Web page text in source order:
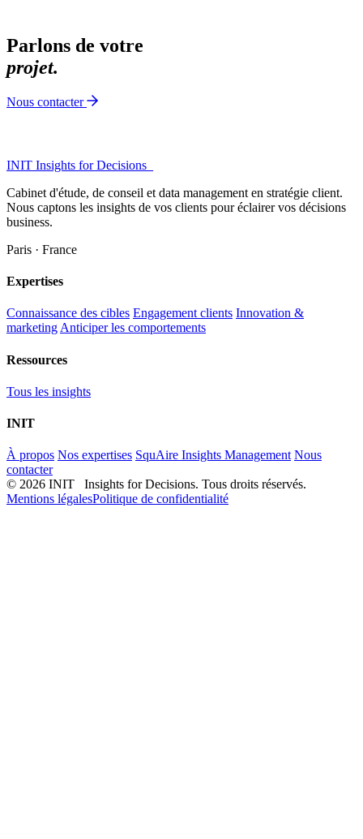
Parlons de votre
projet.
Nous contacter
INIT Insights for Decisions_
Cabinet d'étude, de conseil et data management en stratégie client.
Nous captons les insights de vos clients pour éclairer vos décisions
business.
Paris · France
Expertises
Connaissance des cibles Engagement clients Innovation &
marketingAnticiper les comportements
Ressources
Tous les insights
INIT
À propos Nos expertises SquAire Insights Management Nous
contacter
© 2026 INIT Insights for Decisions. Tous droits réservés.
Mentions légalesPolitique de confidentialité